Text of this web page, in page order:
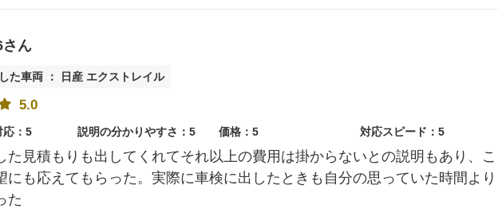
ん
た車両 ： 日産 エクストレイル
5.0
応：5 説明の分かりやすさ：5 価格：5 対応スピード：5
た見積もりも出してくれてそれ以上の費用は掛からないとの説明もあり、こ
にも応えてもらった。実際に車検に出したときも自分の思っていた時間より
た